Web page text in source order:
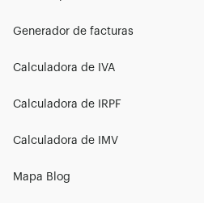
Generador de facturas
Calculadora de IVA
Calculadora de IRPF
Calculadora de IMV
Mapa Blog